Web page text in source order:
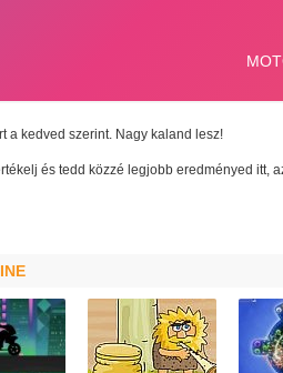
a kedved szerint. Nagy kaland lesz!
és tedd közzé legjobb eredményed itt,